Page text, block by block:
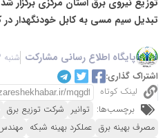
تبدیل سیم مسی به کابل خودنگهدار در
پایگاه اطلاع رسانی مشارکت شنبه 3 آبان 1404 - 13:15
اشتراک گذاری:
لینک کوتاه
برچسب‌ها: توانیر شرکت توزیع برق
مصرف بهینه برق عملکرد بهینه شبکه